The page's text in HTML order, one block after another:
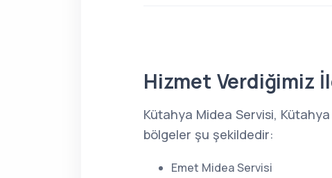
Hizmet Verdiğimiz
Kütahya Midea Servisi,
bölgeler şu şekildedir:
Emet Midea Servisi